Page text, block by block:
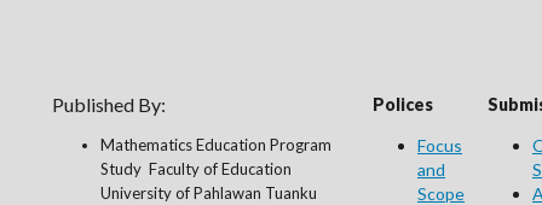
Published By:
Mathematics Education Program
Study Faculty of Education
University of Pahlawan Tuanku
Polices
Focus
and
Scope